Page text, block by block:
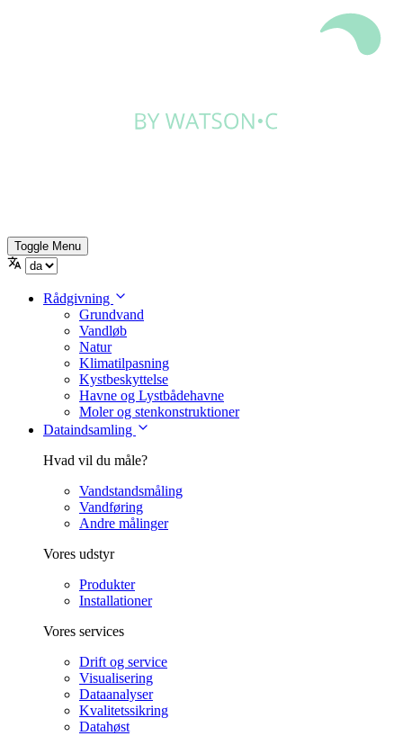
Toggle Menu
Rådgivning
Grundvand
Vandløb
Natur
Klimatilpasning
Kystbeskyttelse
Havne og Lystbådehavne
Moler og stenkonstruktioner
Dataindsamling
Hvad vil du måle?
Vandstandsmåling
Vandføring
Andre målinger
Vores udstyr
Produkter
Installationer
Vores services
Drift og service
Visualisering
Dataanalyser
Kvalitetssikring
Datahøst